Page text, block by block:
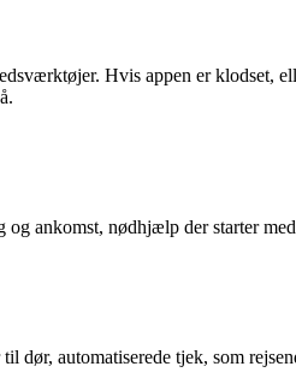
Hvis appen er klodset,
ankomst, nødhjælp der starter
dør, automatiserede tjek, som